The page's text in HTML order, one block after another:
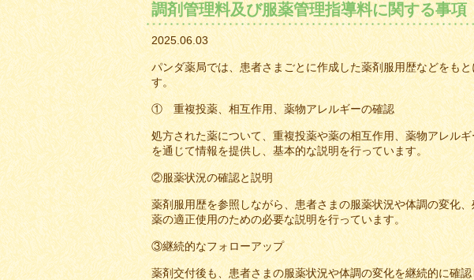
調剤管理料及び服薬管理指導料に関する事項
2025.06.03
パンダ薬局では、患者さまごとに作成した薬剤服用歴などをも
す。
① 重複投薬、相互作用、薬物アレルギーの確認
処方された薬について、重複投薬や薬の相互作用、薬物アレル
を通じて情報を提供し、基本的な説明を行っています。
②服薬状況の確認と説明
薬剤服用歴を参照しながら、患者さまの服薬状況や体調の変化
薬の適正使用のための必要な説明を行っています。
③継続的なフォローアップ
薬剤交付後も、患者さまの服薬状況や体調の変化を継続的に確